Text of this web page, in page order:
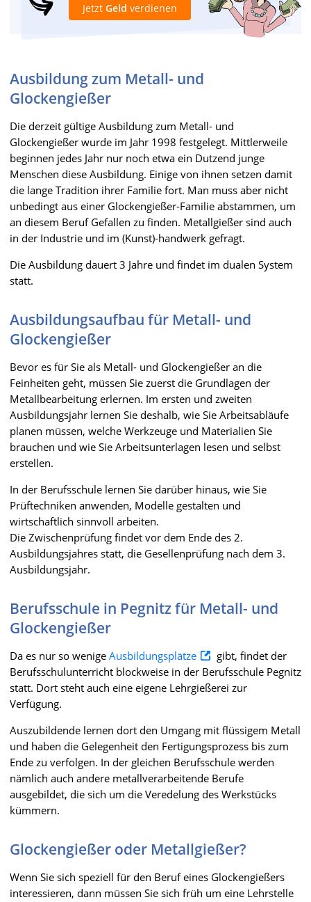
Jetzt Geld verdienen
Ausbildung zum Metall- und
Glockengießer
Die derzeit gültige Ausbildung zum Metall- und
Glockengießer wurde im Jahr 1998 festgelegt. Mittlerweile
beginnen jedes Jahr nur noch etwa ein Dutzend junge
Menschen diese Ausbildung. Einige von ihnen setzen damit
die lange Tradition ihrer Familie fort. Man muss aber nicht
unbedingt aus einer Glockengießer-Familie abstammen, um
an diesem Beruf Gefallen zu finden. Metallgießer sind auch
in der Industrie und im (Kunst)-handwerk gefragt.
Die Ausbildung dauert 3 Jahre und findet im dualen System
statt.
Ausbildungsaufbau für Metall- und
Glockengießer
Bevor es für Sie als Metall- und Glockengießer an die
Feinheiten geht, müssen Sie zuerst die Grundlagen der
Metallbearbeitung erlernen. Im ersten und zweiten
Ausbildungsjahr lernen Sie deshalb, wie Sie Arbeitsabläufe
planen müssen, welche Werkzeuge und Materialien Sie
brauchen und wie Sie Arbeitsunterlagen lesen und selbst
erstellen.
In der Berufsschule lernen Sie darüber hinaus, wie Sie
Prüftechniken anwenden, Modelle gestalten und
wirtschaftlich sinnvoll arbeiten.
Die Zwischenprüfung findet vor dem Ende des 2.
Ausbildungsjahres statt, die Gesellenprüfung nach dem 3.
Ausbildungsjahr.
Berufsschule in Pegnitz für Metall- und
Glockengießer
Da es nur so wenige Ausbildungsplätze
gibt, findet der
Berufsschulunterricht blockweise in der Berufsschule Pegnitz
statt. Dort steht auch eine eigene Lehrgießerei zur
Verfügung.
Auszubildende lernen dort den Umgang mit flüssigem Metall
und haben die Gelegenheit den Fertigungsprozess bis zum
Ende zu verfolgen. In der gleichen Berufsschule werden
nämlich auch andere metallverarbeitende Berufe
ausgebildet, die sich um die Veredelung des Werkstücks
kümmern.
Glockengießer oder Metallgießer?
Wenn Sie sich speziell für den Beruf eines Glockengießers
interessieren, dann müssen Sie sich früh um eine Lehrstelle